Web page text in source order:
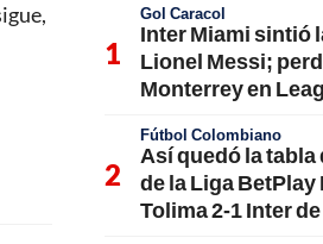
Gol Caracol
Inter Miami sintió
Lionel Messi;
Monterrey en
Fútbol Colombiano
Así quedó la
de la Liga BetPlay
Tolima 2-1 Inter